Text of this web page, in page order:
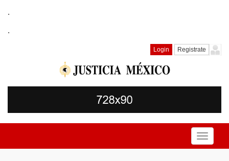
.
.
Login Registrate
Toggle